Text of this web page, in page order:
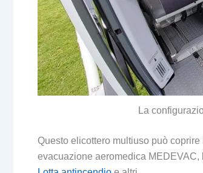
La
Questo elicottero multiuso può
evacuazione aeromedica MEDEVAC,